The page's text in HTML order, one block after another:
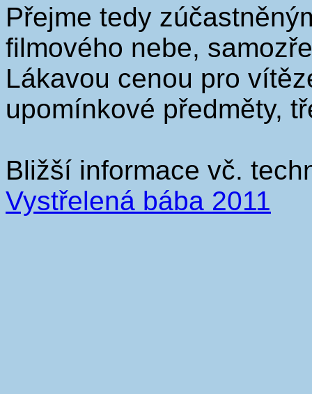
Přejme tedy
filmového nebe,
Lákavou cenou pro
upomínkové předměty,
Bližší informace vč.
Vystřelená bába 2011